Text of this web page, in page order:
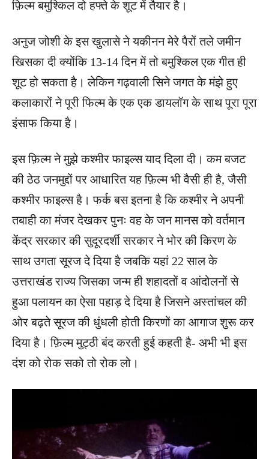
फ़िल्म बमुश्किल दो हफ्ते के शूट में तैयार है।
अनुज जोशी के इस खुलासे ने यकीनन मेरे पैरों तले जमीन
खिसका दी क्योंकि 13-14 दिन में तो बमुश्किल एक गीत ही
शूट हो सकता है। लेकिन गढ़वाली सिने जगत के मंझे हुए
कलाकारों ने पूरी फिल्म के एक एक डायलॉग के साथ पूरा पूरा
इंसाफ किया है।
इस फ़िल्म ने मुझे कश्मीर फाइल्स याद दिला दी। कम बजट
की ठेठ जनमुद्दों पर आधारित यह फ़िल्म भी वैसी ही है, जैसी
कश्मीर फाइल्स है। फर्क बस इतना है कि कश्मीर ने अपनी
तबाही का मंजर देखकर पुनः वह के जन मानस को वर्तमान
केंद्र सरकार की सुदूरदर्शी सरकार ने भोर की किरण के
साथ उगता सूरज दे दिया है जबकि यहां 22 साल के
उत्तराखंड राज्य जिसका जन्म ही शहादतों व आंदोलनों से
हुआ पलायन का ऐसा पहाड़ दे दिया है जिसने अस्तांचल की
ओर बढ़ते सूरज की धुंधली होती किरणों का आगाज शुरू कर
दिया है। फ़िल्म मुट्ठी बंद करती हुई कहती है- अभी भी इस
दंश को रोक सको तो रोक लो।